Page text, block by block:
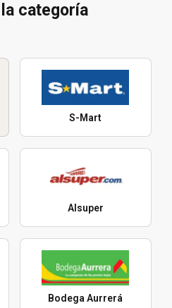
categoría
S-Mart
Alsuper
Bodega Aurrerá